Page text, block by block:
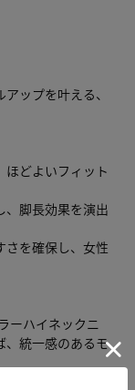
ップを叶える、
どよいフィット
、脚長効果を演出
さを確保し、女性
ーハイネックニ
、統一感のあるモ